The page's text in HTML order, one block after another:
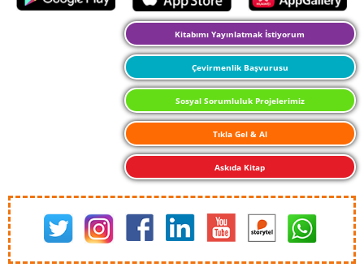
Kitabımı Yayınlatmak İstiyorum
Çevirmenlik Başvurusu
Sosyal Sorumluluk Projelerimiz
Tıkla Gel & Al
Askıda Kitap